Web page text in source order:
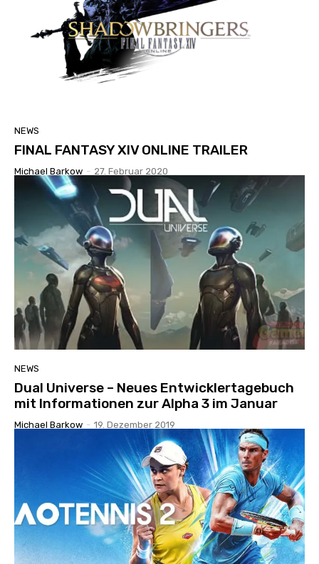
NEWS
FINAL FANTASY XIV ONLINE TRAILER
Michael Barkow - 27. Februar 2020
NEWS
Dual Universe – Neues Entwicklertagebuch
mit Informationen zur Alpha 3 im Januar
Michael Barkow - 19. Dezember 2019